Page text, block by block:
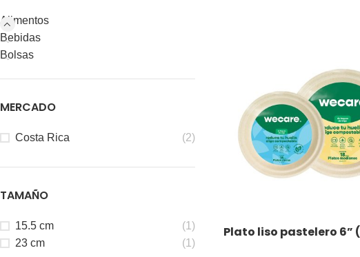
Alimentos
Bebidas
Bolsas
MERCADO
Costa Rica (2)
TAMAÑO
15.5 cm
(1)
23 cm
(1)
LEER MÁS
Plato liso pastelero 6”